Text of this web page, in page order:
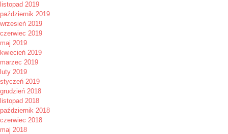
listopad 2019
październik 2019
wrzesień 2019
czerwiec 2019
maj 2019
kwiecień 2019
marzec 2019
luty 2019
styczeń 2019
grudzień 2018
listopad 2018
październik 2018
czerwiec 2018
maj 2018